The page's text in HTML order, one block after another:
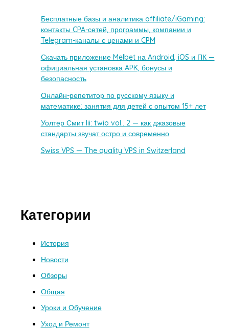
Бесплатные базы и аналитика affiliate/iGaming:
контакты CPA-сетей, программы, компании и
Telegram-каналы с ценами и CPM
Скачать приложение Melbet на Android, iOS и ПК —
официальная установка APK, бонусы и
безопасность
Онлайн-репетитор по русскому языку и
математике: занятия для детей с опытом 15+ лет
Уолтер Смит Iii: twio vol.. 2 — как джазовые
стандарты звучат остро и современно
Swiss VPS — The quality VPS in Switzerland
Категории
История
Новости
Обзоры
Общая
Уроки и Обучение
Уход и Ремонт